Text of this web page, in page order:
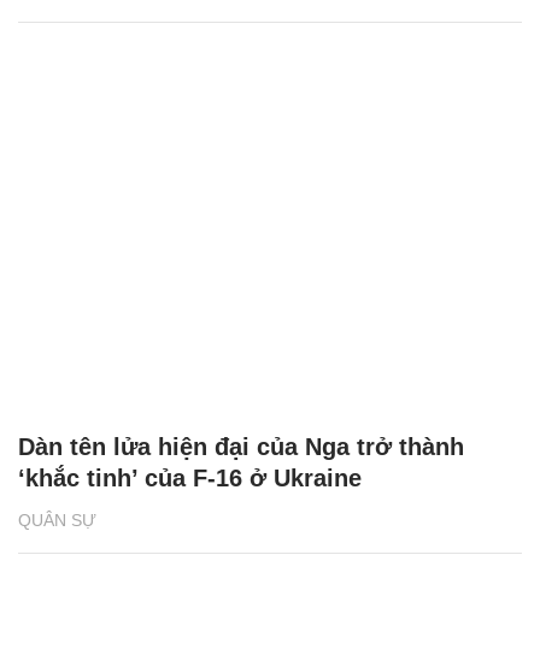
QUÂN SỰ
Dàn tên lửa hiện đại của Nga trở thành
‘khắc tinh’ của F-16 ở Ukraine